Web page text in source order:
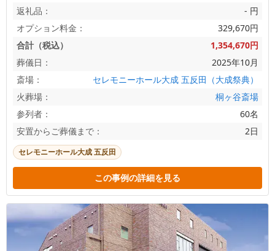
返礼品：
- 円
オプション料金：
329,670円
合計（税込）
1,354,670円
葬儀日：
2025年10月
斎場：
セレモニーホール大成 五反田（大成祭典）
火葬場：
桐ヶ谷斎場
参列者：
60名
安置からご葬儀まで：
2日
セレモニーホール大成 五反田
この事例の詳細を見る